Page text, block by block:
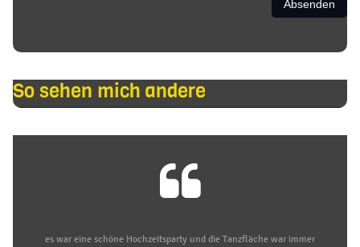
So sehen mich andere
es war eine schöne Hochzeitsparty und die Tanzfläche war immer